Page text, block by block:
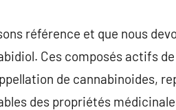
référence et que nous
Ces composés actifs
de cannabinoides,
des propriétés